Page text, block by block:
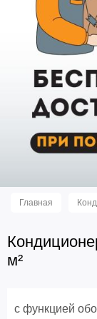
Главная
м²
с функцией